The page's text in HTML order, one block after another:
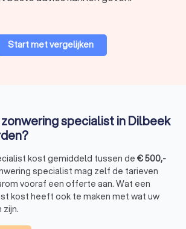
vier offertes aan bij lokale
het eenvoudig om offertes te vergelijken
te vinden voor uw huis.
voor deskundig advies, hoge kwaliteit
Start met vergelijken
specialist in Dilbeek
kost gemiddeld tussen de €500,-
specialist mag zelf de tarieven
vooraf een offerte aan. Wat een
kost heeft ook te maken met wat uw